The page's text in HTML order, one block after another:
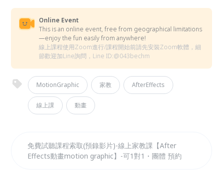
Online Event
This is an online event, free from geographical limitations
—enjoy the fun easily from anywhere!
線上課程使用Zoom進行/課程開始前請先安裝Zoom軟體，細
節歡迎加Line詢問，Line ID:@043bechm
MotionGraphic 家教 AfterEffects
線上課 動畫
免費試聽課程索取(預錄影片)-線上家教課【After
Effects動畫motion graphic】-可1對1・團體 預約